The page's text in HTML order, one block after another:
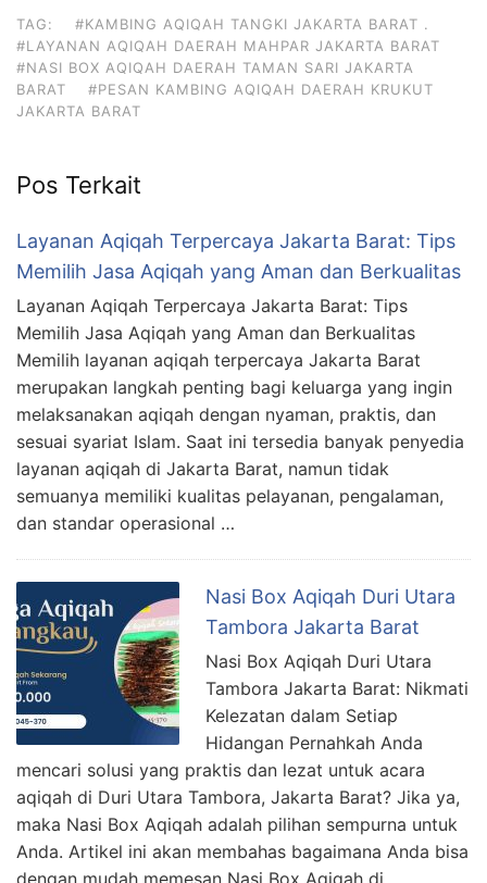
TAG:
#KAMBING AQIQAH TANGKI JAKARTA BARAT .
#LAYANAN AQIQAH DAERAH MAHPAR JAKARTA BARAT
#NASI BOX AQIQAH DAERAH TAMAN SARI JAKARTA
BARAT
#PESAN KAMBING AQIQAH DAERAH KRUKUT
JAKARTA BARAT
Pos Terkait
Layanan Aqiqah Terpercaya Jakarta Barat: Tips
Memilih Jasa Aqiqah yang Aman dan Berkualitas
Layanan Aqiqah Terpercaya Jakarta Barat: Tips
Memilih Jasa Aqiqah yang Aman dan Berkualitas
Memilih layanan aqiqah terpercaya Jakarta Barat
merupakan langkah penting bagi keluarga yang ingin
melaksanakan aqiqah dengan nyaman, praktis, dan
sesuai syariat Islam. Saat ini tersedia banyak penyedia
layanan aqiqah di Jakarta Barat, namun tidak
semuanya memiliki kualitas pelayanan, pengalaman,
dan standar operasional …
Nasi Box Aqiqah Duri Utara
Tambora Jakarta Barat
Nasi Box Aqiqah Duri Utara
Tambora Jakarta Barat: Nikmati
Kelezatan dalam Setiap
Hidangan Pernahkah Anda
mencari solusi yang praktis dan lezat untuk acara
aqiqah di Duri Utara Tambora, Jakarta Barat? Jika ya,
maka Nasi Box Aqiqah adalah pilihan sempurna untuk
Anda. Artikel ini akan membahas bagaimana Anda bisa